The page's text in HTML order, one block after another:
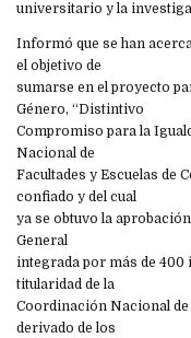
universitario y la
Informó que se han
el objetivo de
sumarse en el proyecto
Género, “Distintivo
Compromiso para la
Nacional de
Facultades y Escuelas de
confiado y del cual
ya se obtuvo la
General
integrada por más de
titularidad de la
Coordinación Nacional de
derivado de los